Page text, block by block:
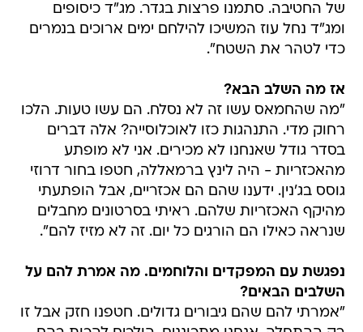
של החטיבה. סתמנו פרצות בגדר. מג"ד כיסופים
ומג"ד נחל עוז המשיכו להילחם ימים ארוכים בנמרים
כדי לטהר את השטח".
אז מה השלב הבא?
"מה שהחמאס עשו זה לא נסלח. הם עשו טעות. הלכו
רחוק מדי. התנהגות כזו לאוכלוסייה? אלה דברים
בסדר גודל שאנחנו לא מכירים. אני לא מופתע
מהאכזריות - היה לינץ ברמאללה, חטפו בחור דרוזי
גוסס בג'נין. ידענו שהם הם אכזריים, אבל הופתעתי
מהיקף האכזריות שלהם. ראיתי בסרטונים מחבלים
שנראה כאילו הם הורגים כל יום. זה לא מזיז להם".
נפגשת עם המפקדים והלוחמים. מה אמרת להם על
השלבים הבאים?
"אמרתי להם שהם גיבורים גדולים. חטפנו חזק אבל זו